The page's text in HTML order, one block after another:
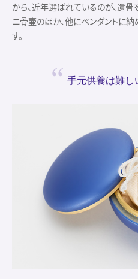
から、近年選ばれているのが、遺骨
ニ骨壷のほか、他にペンダントに
す。
手元供養は難し